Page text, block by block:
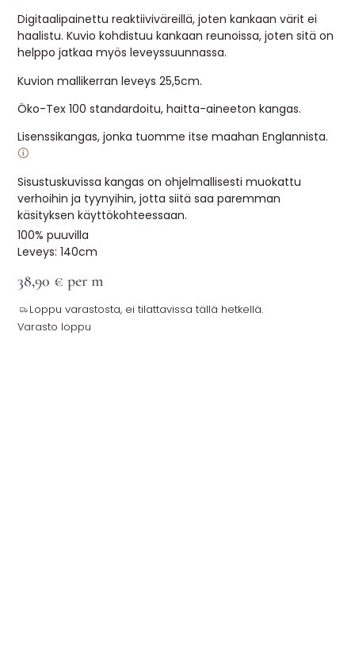
Digitaalipainettu reaktiiviväreillä, joten kankaan värit ei
haalistu. Kuvio kohdistuu kankaan reunoissa, joten sitä on
helppo jatkaa myös leveyssuunnassa.
Kuvion mallikerran leveys 25,5cm.
Öko-Tex 100 standardoitu, haitta-aineeton kangas.
Lisenssikangas, jonka tuomme itse maahan Englannista.
🛈
Sisustuskuvissa kangas on ohjelmallisesti muokattu
verhoihin ja tyynyihin, jotta siitä saa paremman
käsityksen käyttökohteessaan.
100% puuvilla
Leveys: 140cm
38,90 € per m
Loppu varastosta, ei tilattavissa tällä hetkellä.
Varasto loppu